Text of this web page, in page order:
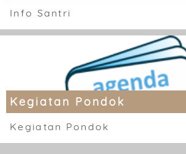
Info Santri
Kegiatan Pondok
Kegiatan Pondok